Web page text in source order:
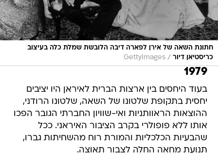
חתונת השאה של אירן לפארה דיבה הלובשת שמלת כלה בעיצוב
כריסטיאן דיור /
GettyImages
1979
בעוד היחסים בין ארצות הברית לאיראן היו יציבים
יחסית בתקופת שלטונו של השאה, שלטונו הרודני,
ההוצאות הראוותניות ואי-שוויון החברתי הגובר הפכו
אותו ללא פופולרי בקרב הציבור האיראני. ככל
שהבעיות הכלכליות והמורת רוח מהשחיתות גברו,
תנועת מחאה החלה לצבור תאוצה.